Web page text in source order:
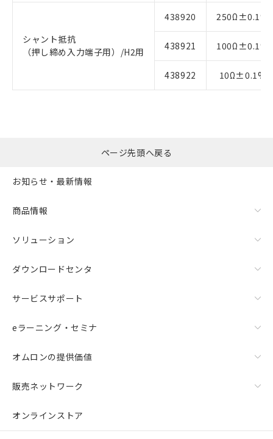
シャント抵抗
（押し締め入力端子用）/H2用
438920 250Ω±0.1%
438921 100Ω±0.1%
438922 10Ω±0.1%
ページ先頭へ戻る
お知らせ・最新情報
商品情報
ソリューション
ダウンロードセンタ
サービスサポート
eラーニング・セミナ
オムロンの提供価値
販売ネットワーク
オンラインストア